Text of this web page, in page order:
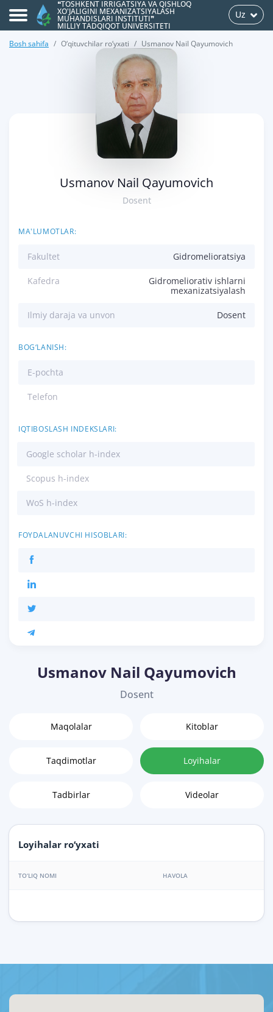
❝TOSHKENT IRRIGATSIYA VA QISHLOQ
XO'JALIGINI MEXANIZATSIYALASH
MUHANDISLARI INSTITUTI❞
MILLIY TADQIQOT UNIVERSITETI
Uz
Bosh sahifa O‘qituvchilar ro‘yxati Usmanov Nail Qayumovich
Usmanov Nail Qayumovich
Dosent
MA'LUMOTLAR:
Fakultet Gidromelioratsiya
Kafedra
Gidromeliorativ ishlarni
mexanizatsiyalash
Ilmiy daraja va unvon Dosent
BOG‘LANISH:
E-pochta
Telefon
IQTIBOSLASH INDEKSLARI:
Google scholar h-index
Scopus h-index
WoS h-index
FOYDALANUVCHI HISOBLARI:
Usmanov Nail Qayumovich
Dosent
Maqolalar Kitoblar
Taqdimotlar Loyihalar
Tadbirlar Videolar
Loyihalar ro‘yxati
TO‘LIQ NOMI HAVOLA